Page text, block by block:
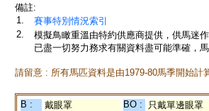
備註:
1.
賽事特別情況索引
2.
模擬鳥瞰重溫由特約供應商提供，供馬迷
已盡一切努力務求有關資料盡可能準確，
請留意 : 所有馬匹資料是由1979-80馬季開始計
B : 戴眼罩 BO : 只戴單邊眼罩